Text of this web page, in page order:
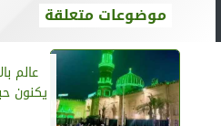
موضوعات متعلقة
عالم
يكنون